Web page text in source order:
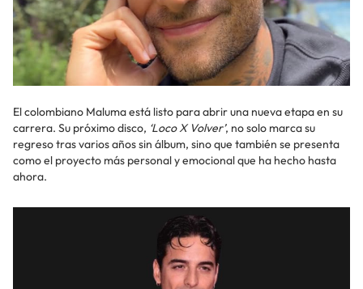
El colombiano Maluma está listo para abrir una nueva etapa en su
carrera. Su próximo disco, ‘Loco X Volver’, no solo marca su
regreso tras varios años sin álbum, sino que también se presenta
como el proyecto más personal y emocional que ha hecho hasta
ahora.